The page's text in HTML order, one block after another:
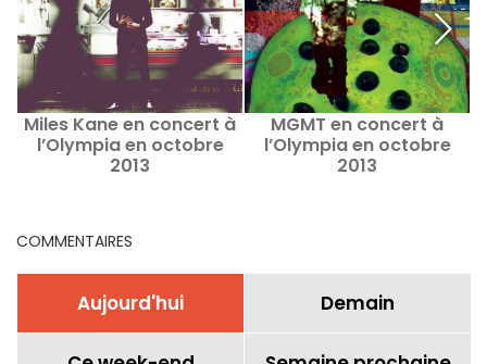
Miles Kane en concert à
l’Olympia en octobre
2013
MGMT en concert à
l’Olympia en octobre
2013
COMMENTAIRES
Aujourd'hui Demain